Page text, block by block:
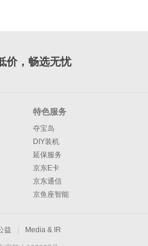
价，畅选无忧
特色服务
夺宝岛
DIY装机
延保服务
京东E卡
京东通信
京鱼座智能
益 Media & IR